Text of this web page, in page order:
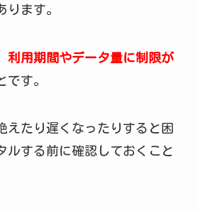
ります。
利用期間やデータ量に制限が
です。
えたり遅くなったりすると困
ルする前に確認しておくこと